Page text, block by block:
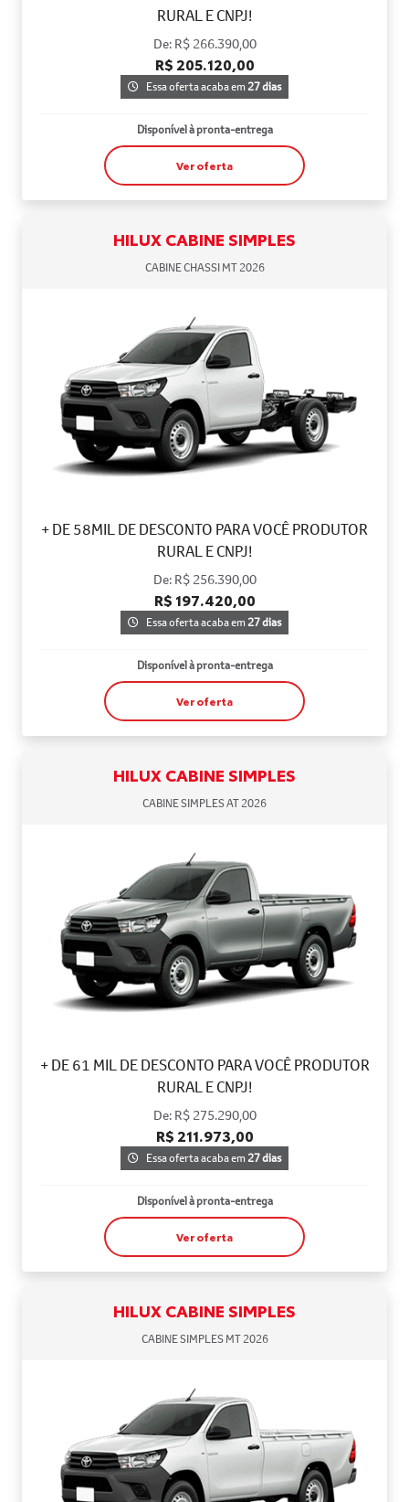
RURAL E CNPJ!
De: R$ 266.390,00
R$ 205.120,00
Essa oferta acaba em27 dias
Disponível à pronta-entrega
Ver oferta
HILUX CABINE SIMPLES
CABINE CHASSI MT 2026
+ DE 58MIL DE DESCONTO PARA VOCÊ PRODUTOR
RURAL E CNPJ!
De: R$ 256.390,00
R$ 197.420,00
Essa oferta acaba em27 dias
Disponível à pronta-entrega
Ver oferta
HILUX CABINE SIMPLES
CABINE SIMPLES AT 2026
+ DE 61 MIL DE DESCONTO PARA VOCÊ PRODUTOR
RURAL E CNPJ!
De: R$ 275.290,00
R$ 211.973,00
Essa oferta acaba em27 dias
Disponível à pronta-entrega
Ver oferta
HILUX CABINE SIMPLES
CABINE SIMPLES MT 2026